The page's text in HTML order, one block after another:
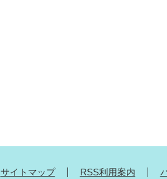
サイトマップ RSS利用案内